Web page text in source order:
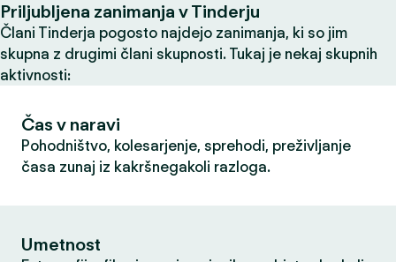
Priljubljena zanimanja v Tinderju
Člani Tinderja pogosto najdejo zanimanja, ki so jim
skupna z drugimi člani skupnosti. Tukaj je nekaj skupnih
aktivnosti:
Čas v naravi
Pohodništvo, kolesarjenje, sprehodi, preživljanje
časa zunaj iz kakršnegakoli razloga.
Umetnost